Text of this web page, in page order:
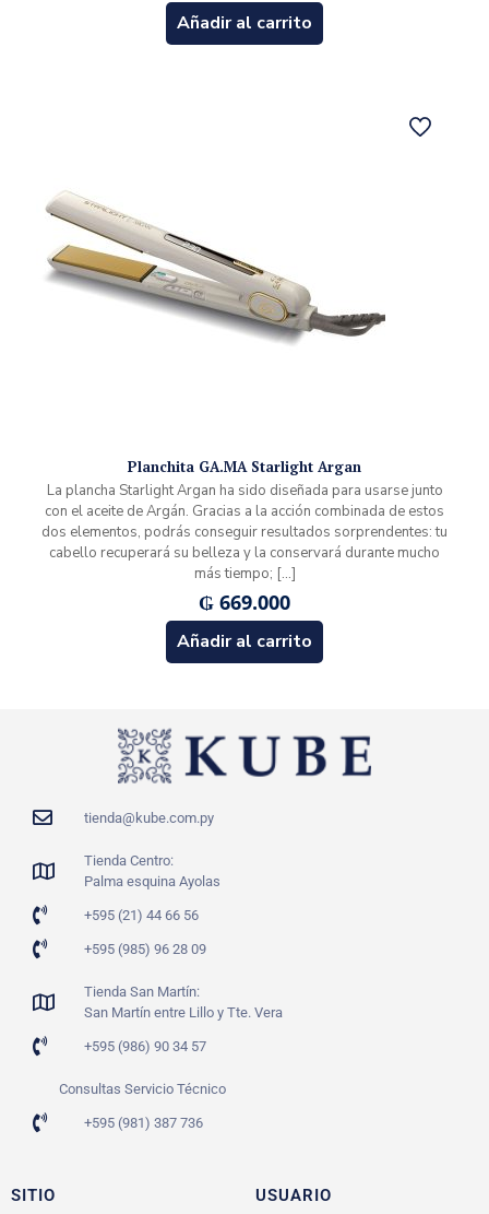
Añadir al carrito
Planchita GA.MA Starlight Argan
La plancha Starlight Argan ha sido diseñada para usarse junto
con el aceite de Argán. Gracias a la acción combinada de estos
dos elementos, podrás conseguir resultados sorprendentes: tu
cabello recuperará su belleza y la conservará durante mucho
más tiempo; […]
₲ 669.000
Añadir al carrito
tienda@kube.com.py
Tienda Centro:
Palma esquina Ayolas
+595 (21) 44 66 56
+595 (985) 96 28 09
Tienda San Martín:
San Martín entre Lillo y Tte. Vera
+595 (986) 90 34 57
Consultas Servicio Técnico
+595 (981) 387 736
SITIO USUARIO